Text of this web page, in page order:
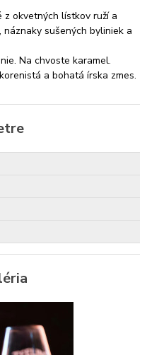
okvetných lístkov ruží a
sušených byliniek a
Na chvoste karamel.
a bohatá írska zmes.